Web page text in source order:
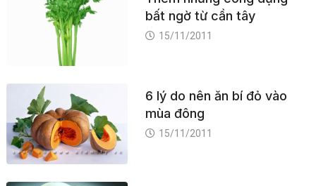
bất ngờ từ cần tây
15/11/2011
6 lý do nên ăn bí đỏ vào
mùa đông
15/11/2011